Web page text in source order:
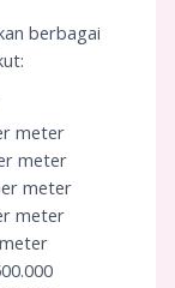
berbagai
meter
meter
meter
meter